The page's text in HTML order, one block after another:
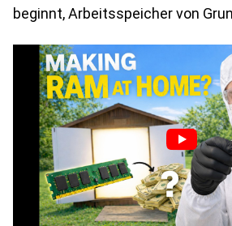
beginnt, Arbeitsspeicher von